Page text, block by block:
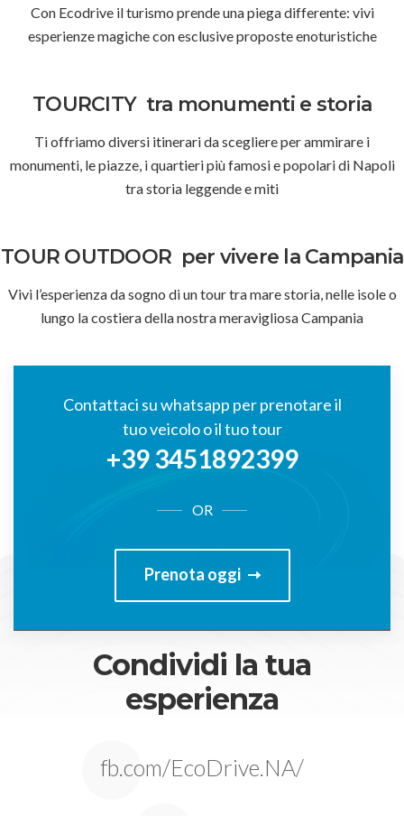
Con Ecodrive il turismo prende una piega differente: vivi
esperienze magiche con esclusive proposte enoturistiche
TOURCITY tra monumenti e storia
Ti offriamo diversi itinerari da scegliere per ammirare i
monumenti, le piazze, i quartieri più famosi e popolari di Napoli
tra storia leggende e miti
TOUR OUTDOOR per vivere la Campania
Vivi l’esperienza da sogno di un tour tra mare storia, nelle isole o
lungo la costiera della nostra meravigliosa Campania
Contattaci su whatsapp per prenotare il
tuo veicolo o il tuo tour
+39 3451892399
OR
Prenota oggi
Condividi la tua
esperienza
fb.com/EcoDrive.NA/